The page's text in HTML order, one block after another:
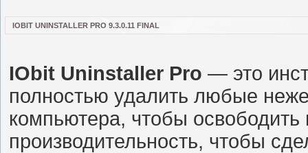
IOBIT UNINSTALLER PRO 9.3.0.11 FINAL
IObit Uninstaller Pro — это
полностью удалить любые
компьютера, чтобы
производительность, чтобы